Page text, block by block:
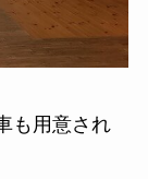
も用意され